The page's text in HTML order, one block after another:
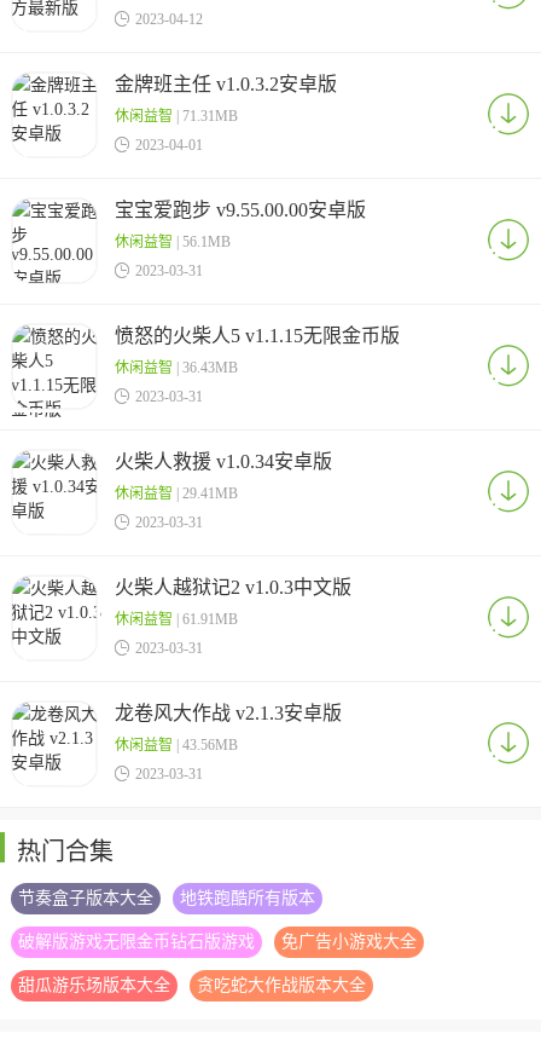
 2023-04-12
金牌班主任 v1.0.3.2安卓版
休闲益智 | 71.31MB
 2023-04-01
宝宝爱跑步 v9.55.00.00安卓版
休闲益智 | 56.1MB
 2023-03-31
愤怒的火柴人5 v1.1.15无限金币版
休闲益智 | 36.43MB
 2023-03-31
火柴人救援 v1.0.34安卓版
休闲益智 | 29.41MB
 2023-03-31
火柴人越狱记2 v1.0.3中文版
休闲益智 | 61.91MB
 2023-03-31
龙卷风大作战 v2.1.3安卓版
休闲益智 | 43.56MB
 2023-03-31
热门合集
节奏盒子版本大全 地铁跑酷所有版本
破解版游戏无限金币钻石版游戏 免广告小游戏大全
甜瓜游乐场版本大全 贪吃蛇大作战版本大全